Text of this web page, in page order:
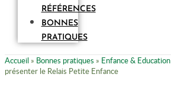
RÉFÉRENCES
BONNES
PRATIQUES
Accueil » Bonnes pratiques » Enfance & Education
présenter le Relais Petite Enfance